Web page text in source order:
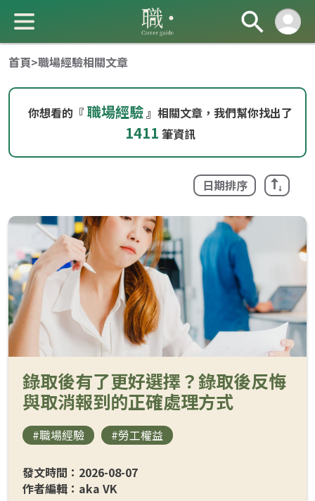
成 就 一 直 前 進 的 你
loanding...
首頁>職場經驗相關文章
你想看的『 職場經驗』相關文章，我們幫你找出了
1411 筆資訊
日期排序
錄取後有了更好選擇？錄取後反悔
與取消報到的正確處理方式
#職場經驗 #勞工權益
發文時間：2026-08-07
作者編輯：aka VK